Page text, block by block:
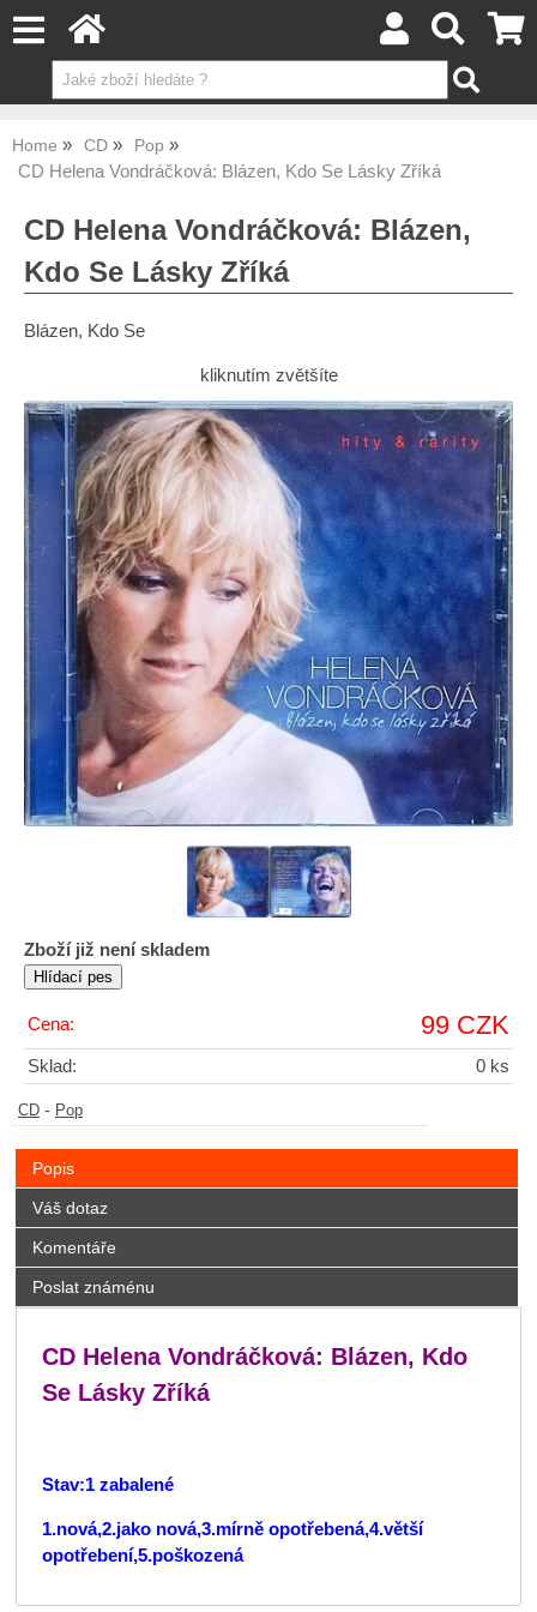
Home CD Pop
CD Helena Vondráčková: Blázen, Kdo Se Lásky Zříká
CD Helena Vondráčková: Blázen,
Kdo Se Lásky Zříká
Blázen, Kdo Se
kliknutím zvětšíte
Zboží již není skladem
Cena: 99 CZK
Sklad: 0 ks
CD - Pop
Popis
Váš dotaz
Komentáře
Poslat známénu
CD Helena Vondráčková: Blázen, Kdo
Se Lásky Zříká
Stav:1 zabalené
1.nová,2.jako nová,3.mírně opotřebená,4.větší
opotřebení,5.poškozená